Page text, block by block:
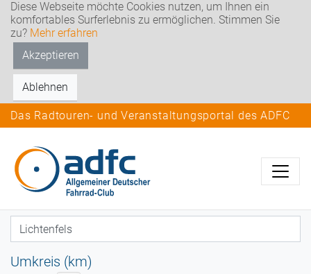
Diese Webseite möchte Cookies nutzen, um Ihnen ein
komfortables Surferlebnis zu ermöglichen. Stimmen Sie
zu? Mehr erfahren
Akzeptieren
Ablehnen
Das Radtouren- und Veranstaltungsportal des ADFC
Umkreis (km)